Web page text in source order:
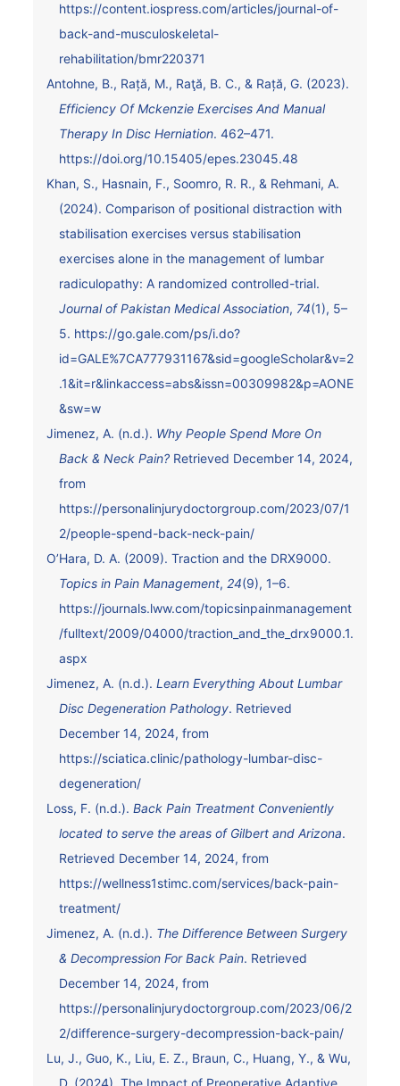
https://content.iospress.com/articles/journal-of-
back-and-musculoskeletal-
rehabilitation/bmr220371
Antohne, B., Rață, M., Raţă, B. C., & Rață, G. (2023).
Efficiency Of Mckenzie Exercises And Manual
Therapy In Disc Herniation. 462–471.
https://doi.org/10.15405/epes.23045.48
Khan, S., Hasnain, F., Soomro, R. R., & Rehmani, A.
(2024). Comparison of positional distraction with
stabilisation exercises versus stabilisation
exercises alone in the management of lumbar
radiculopathy: A randomized controlled-trial.
Journal of Pakistan Medical Association, 74(1), 5–
5. https://go.gale.com/ps/i.do?
id=GALE%7CA777931167&sid=googleScholar&v=2
.1&it=r&linkaccess=abs&issn=00309982&p=AONE
&sw=w
Jimenez, A. (n.d.). Why People Spend More On
Back & Neck Pain?Retrieved December 14, 2024,
from
https://personalinjurydoctorgroup.com/2023/07/1
2/people-spend-back-neck-pain/
O’Hara, D. A. (2009). Traction and the DRX9000.
Topics in Pain Management, 24(9), 1–6.
https://journals.lww.com/topicsinpainmanagement
/fulltext/2009/04000/traction_and_the_drx9000.1.
aspx
Jimenez, A. (n.d.). Learn Everything About Lumbar
Disc Degeneration Pathology. Retrieved
December 14, 2024, from
https://sciatica.clinic/pathology-lumbar-disc-
degeneration/
Loss, F. (n.d.). Back Pain Treatment Conveniently
located to serve the areas of Gilbert and Arizona.
Retrieved December 14, 2024, from
https://wellness1stimc.com/services/back-pain-
treatment/
Jimenez, A. (n.d.). The Difference Between Surgery
& Decompression For Back Pain. Retrieved
December 14, 2024, from
https://personalinjurydoctorgroup.com/2023/06/2
2/difference-surgery-decompression-back-pain/
Lu, J., Guo, K., Liu, E. Z., Braun, C., Huang, Y., & Wu,
D. (2024). The Impact of Preoperative Adaptive